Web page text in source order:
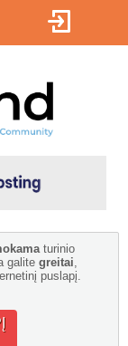
turinio
galite greitai
puslapį.